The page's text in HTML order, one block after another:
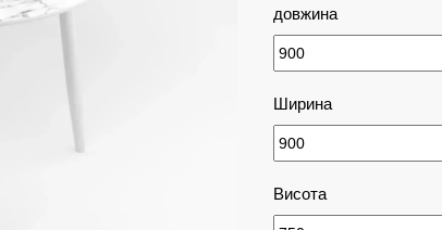
довжина
Ширина
Висота